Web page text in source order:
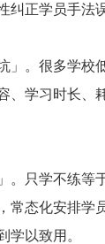
纠正学员手法
」。很多学校
、学习时长、
。只学不练等
常态化安排学
学以致用。